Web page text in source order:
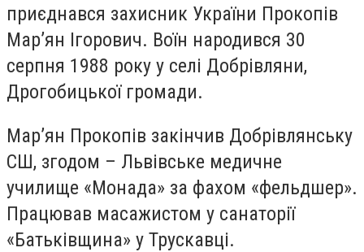
приєднався захисник України Прокопів
Мар’ян Ігорович. Воїн народився 30
серпня 1988 року у селі Добрівляни,
Дрогобицької громади.
Мар’ян Прокопів закінчив Добрівлянську
СШ, згодом – Львівське медичне
училище «Монада» за фахом «фельдшер».
Працював масажистом у санаторії
«Батьківщина» у Трускавці.